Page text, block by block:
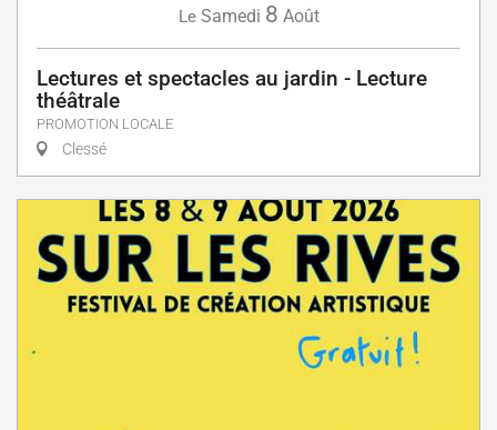
Le Samedi 8 Août
Lectures et spectacles au jardin - Lecture
théâtrale
PROMOTION LOCALE
Clessé